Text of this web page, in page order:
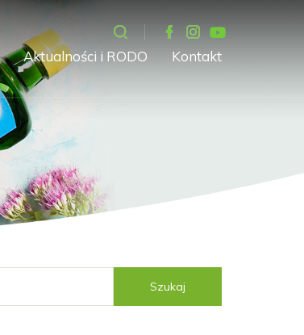
Aktualności i RODO Kontakt
Szukaj